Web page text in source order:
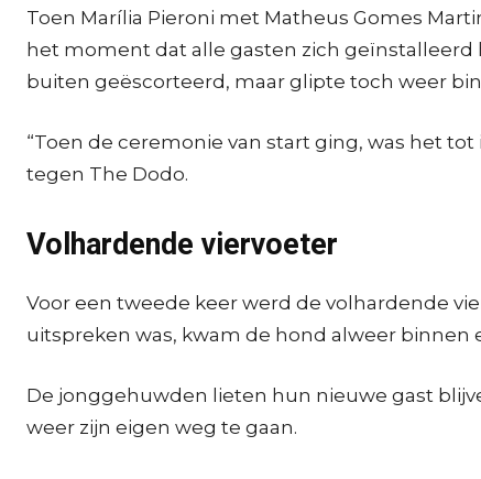
Toen Marília Pieroni met Matheus Gomes
het moment dat alle gasten zich
buiten geëscorteerd, maar glipte toch weer
“Toen de ceremonie van start ging, was het
tegen The Dodo.
Volhardende viervoeter
Voor een tweede keer werd de volhardende
uitspreken was, kwam de hond alweer binnen
De jonggehuwden lieten hun nieuwe gast
weer zijn eigen weg te gaan.